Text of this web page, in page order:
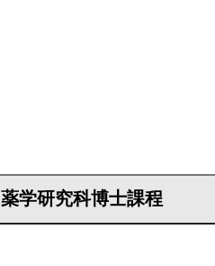
薬学研究科博士課程